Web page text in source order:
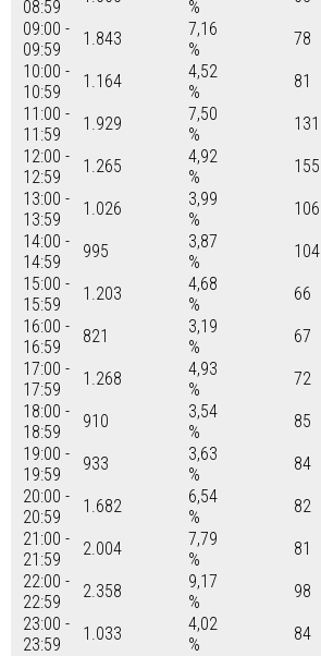
08:59
%
09:00 -
09:59
1.843
7,16
%
78
10:00 -
10:59
1.164
4,52
%
81
11:00 -
11:59
1.929
7,50
%
131
12:00 -
12:59
1.265
4,92
%
155
13:00 -
13:59
1.026
3,99
%
106
14:00 -
14:59
995
3,87
%
104
15:00 -
15:59
1.203
4,68
%
66
16:00 -
16:59
821
3,19
%
67
17:00 -
17:59
1.268
4,93
%
72
18:00 -
18:59
910
3,54
%
85
19:00 -
19:59
933
3,63
%
84
20:00 -
20:59
1.682
6,54
%
82
21:00 -
21:59
2.004
7,79
%
81
22:00 -
22:59
2.358
9,17
%
98
23:00 -
23:59
1.033
4,02
%
84